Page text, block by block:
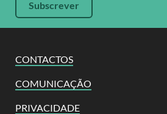
CONTACTOS
COMUNICAÇÃO
PRIVACIDADE